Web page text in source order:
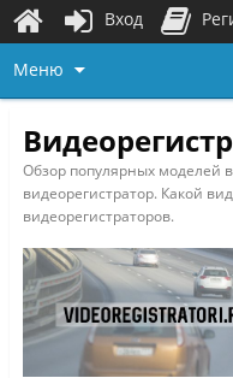
Меню
Обзор популярных моделей
видеорегистратор. Какой
видеорегистраторов.
Вход